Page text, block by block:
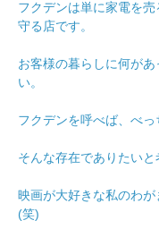
フクデンは単に家電を
守る店です。
お客様の暮らしに何が
い。
フクデンを呼べば、べっ
そんな存在でありたいと
映画が大好きな私のわ
(笑)